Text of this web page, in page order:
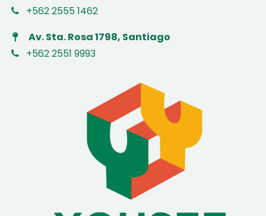
+562 2555 1462
Av. Sta. Rosa 1798, Santiago
+562 2551 9993